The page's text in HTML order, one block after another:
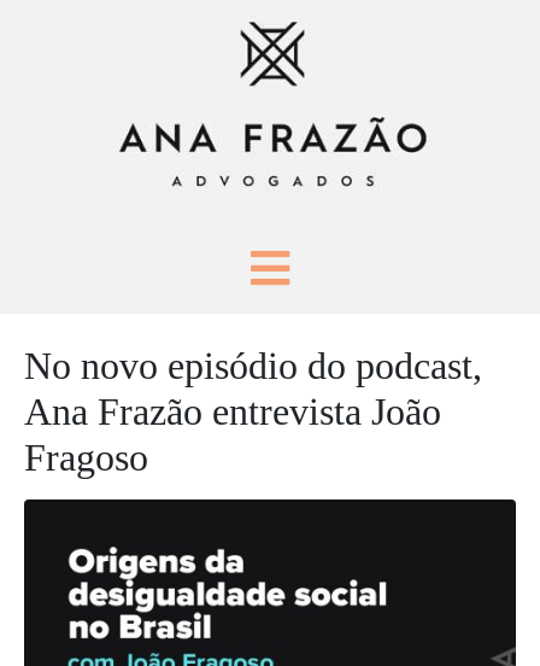
No novo episódio do podcast,
Ana Frazão entrevista João
Fragoso